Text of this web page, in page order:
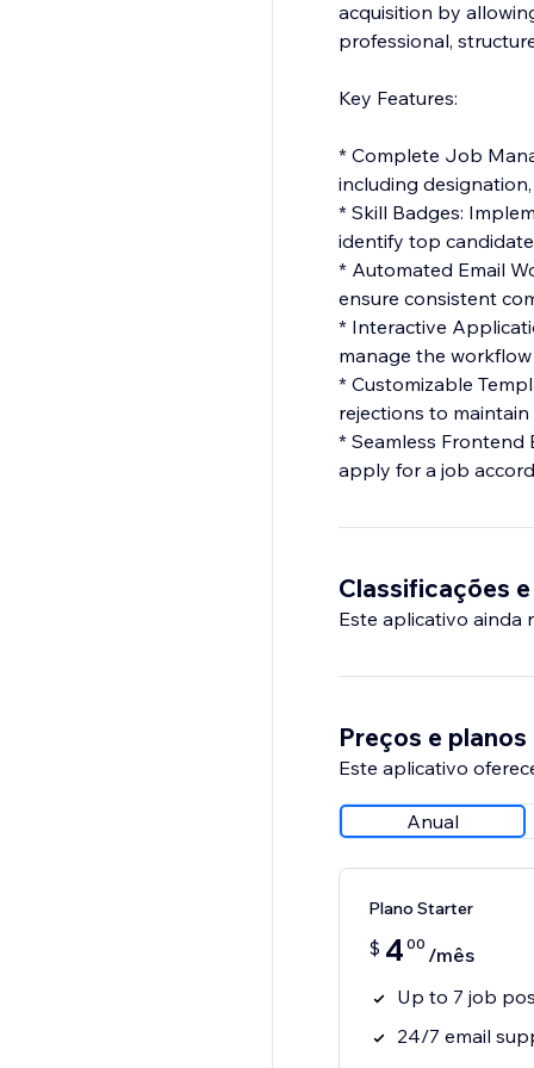
acquisition by
professional,
Key Features:
* Complete Job
including
* Skill Badges:
identify top
* Automated Email
ensure consistent
* Interactive
manage the
* Customizable
rejections to
* Seamless Frontend
apply for a job
Classificações
Este aplicativo ainda
Preços e planos
Este aplicativo
Anual
Plano Starter
$ 4 00 /mês
Up to 7 job
24/7 email